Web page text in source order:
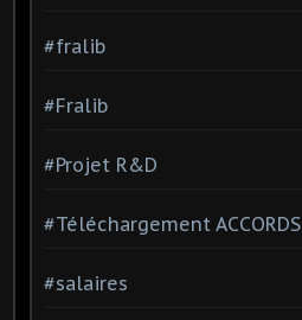
#fralib
#Fralib
#Projet R&D
#Téléchargement ACCORDS
#salaires